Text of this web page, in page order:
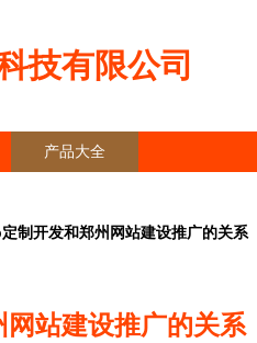
技有限公司
产品大全
制开发和郑州网站建设推广的关系
站建设推广的关系